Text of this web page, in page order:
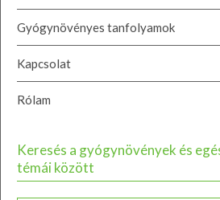
Gyógynövényes tanfolyamok
Kapcsolat
Rólam
Keresés a gyógynövények és
témái között